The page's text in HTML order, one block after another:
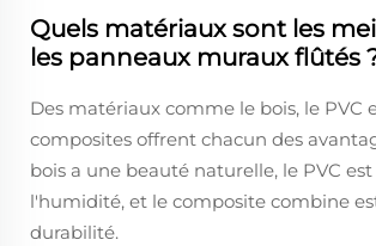
Quels matériaux sont les
les panneaux muraux flûtés
Des matériaux comme le bois, le PVC
composites offrent chacun des
bois a une beauté naturelle, le PVC
l'humidité, et le composite combine
durabilité.